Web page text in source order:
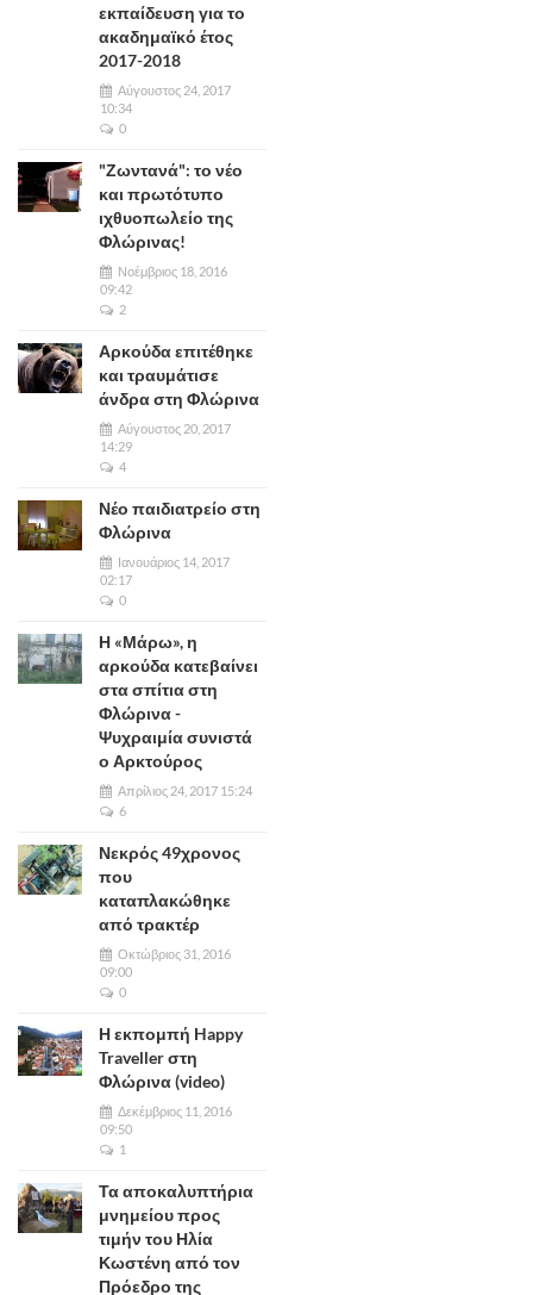
εκπαίδευση για το
ακαδημαϊκό έτος
2017-2018
Αύγουστος 24, 2017
10:34
0
"Ζωντανά": το νέο
και πρωτότυπο
ιχθυοπωλείο της
Φλώρινας!
Νοέμβριος 18, 2016
09:42
2
Αρκούδα επιτέθηκε
και τραυμάτισε
άνδρα στη Φλώρινα
Αύγουστος 20, 2017
14:29
4
Νέο παιδιατρείο στη
Φλώρινα
Ιανουάριος 14, 2017
02:17
0
Η «Μάρω», η
αρκούδα κατεβαίνει
στα σπίτια στη
Φλώρινα -
Ψυχραιμία συνιστά
ο Αρκτούρος
Απρίλιος 24, 2017 15:24
6
Νεκρός 49χρονος
που
καταπλακώθηκε
από τρακτέρ
Οκτώβριος 31, 2016
09:00
0
Η εκπομπή Happy
Traveller στη
Φλώρινα (video)
Δεκέμβριος 11, 2016
09:50
1
Τα αποκαλυπτήρια
μνημείου προς
τιμήν του Ηλία
Κωστένη από τον
Πρόεδρο της